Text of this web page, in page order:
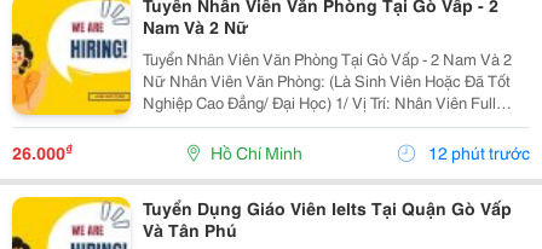
Tuyển Nhân Viên Văn Phòng Tại Gò Vấp - 2
Nam Và 2 Nữ
Tuyển Nhân Viên Văn Phòng Tại Gò Vấp - 2 Nam Và 2
Nữ Nhân Viên Văn Phòng: (Là Sinh Viên Hoặc Đã Tốt
Nghiệp Cao Đẳng/ Đại Học) 1/ Vị Trí: Nhân Viên Full
Time (2 Nam 2 Nữ) Ca Làm: 13:00 Đến 21:00 (1 Tháng
Được Nghỉ Phép 1 Ngày, Và Hưởng Các Ngày...
26.000₫ Hồ Chí Minh 12 phút trước
Tuyển Dụng Giáo Viên Ielts Tại Quận Gò Vấp
Và Tân Phú